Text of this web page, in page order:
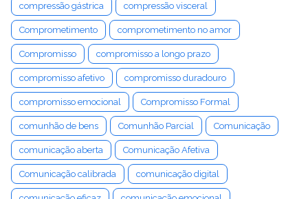
compressão gástrica compressão visceral
Comprometimento comprometimento no amor
Compromisso compromisso a longo prazo
compromisso afetivo compromisso duradouro
compromisso emocional Compromisso Formal
comunhão de bens Comunhão Parcial Comunicação
comunicação aberta Comunicação Afetiva
Comunicação calibrada comunicação digital